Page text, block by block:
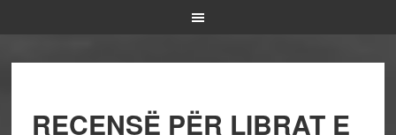
RECENSË PËR LIBRAT E